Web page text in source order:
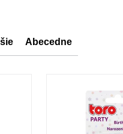
Abecedne